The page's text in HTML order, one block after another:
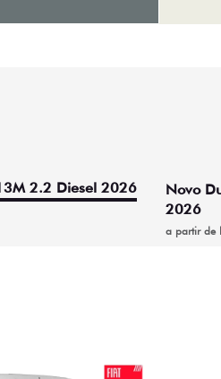
2.2 Diesel 2026
Novo
2026
a partir de